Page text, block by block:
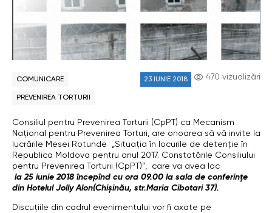
COMUNICARE
PREVENIREA TORTURII
23 IUNIE 2018 470 vizualizări
Consiliul pentru Prevenirea Torturii (CpPT) ca Mecanism
Național pentru Prevenirea Torturi, are onoarea să vă invite la
lucrările Mesei Rotunde „Situația în locurile de detenție în
Republica Moldova pentru anul 2017. Constatările Consiliului
pentru Prevenirea Torturii (CpPT)”, care va avea loc
la 25 iunie 2018 începînd cu ora 09.00 la sala de conferințe
din Hotelul Jolly Alon(Chişinău, str.Maria Cibotari 37).
Discuțiile din cadrul evenimentului vor fi axate pe